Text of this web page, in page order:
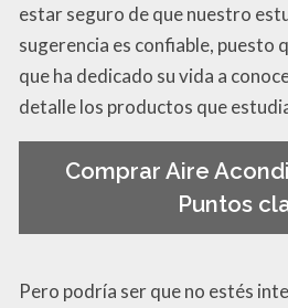
estar seguro de que nuestro
sugerencia es confiable, puesto
que ha dedicado su vida a
detalle los productos que
Comprar Aire
Puntos
Pero podría ser que no estés